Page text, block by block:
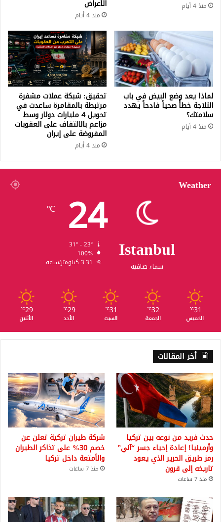
منذ 4 أيام الأعراض
منذ 4 أيام
لماذا يعد وضع البيض في باب
الثلاجة خطأً صحياً فادحاً يهدد
سلامتك؟
منذ 4 أيام
تحقيق: شبكة عملات مشفرة
مرتبطة بالمقامرة ساعدت في
تحويل 4 مليارات دولار وسط
مزاعم بالالتفاف على العقوبات
المفروضة على إيران
منذ 4 أيام
Weather
Istanbul
سماء صافية
24
℃
100%
3.31 كيلومتر/ساعة
31
℃
الخميس
32
℃
الجمعة
31
℃
السبت
29
℃
الأحد
29
℃
الأثنين
أخر المقالات
حدث فريد من نوعه بين تركيا
وأرمينيا! إعادة إحياء جسر “آني”
رمز طريق الحرير الذي يعود
تاريخه إلى قرون
منذ 7 ساعات
شركة طيران تركية تعلن عن
خصم 30% على تذاكر الطيران
والأمتعة داخل تركيا
منذ 7 ساعات